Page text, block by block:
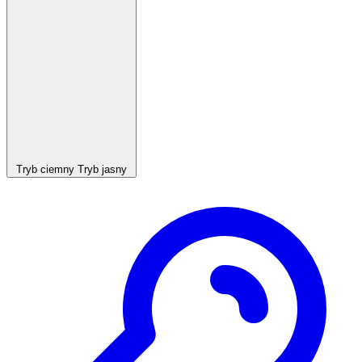
Tryb ciemny Tryb jasny